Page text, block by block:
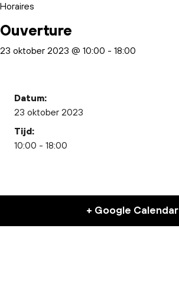
Horaires
Ouverture
23 oktober 2023 @ 10:00 - 18:00
Datum:
23 oktober 2023
Tijd:
10:00 - 18:00
+ Google Calendar